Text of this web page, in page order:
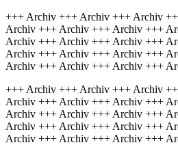
+++ Archiv +++ Archiv +++ Archiv
Archiv +++ Archiv +++ Archiv +++
Archiv +++ Archiv +++ Archiv +++
Archiv +++ Archiv +++ Archiv +++
Archiv +++ Archiv +++ Archiv +++
+++ Archiv +++ Archiv +++ Archiv
Archiv +++ Archiv +++ Archiv +++
Archiv +++ Archiv +++ Archiv +++
Archiv +++ Archiv +++ Archiv +++
Archiv +++ Archiv +++ Archiv +++